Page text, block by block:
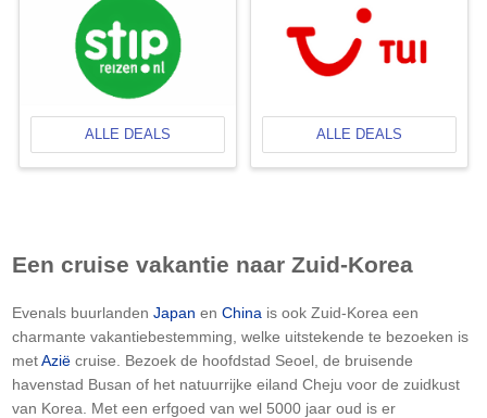
ALLE DEALS ALLE DEALS
Een cruise vakantie naar Zuid-Korea
Evenals buurlanden Japan en China is ook Zuid-Korea een
charmante vakantiebestemming, welke uitstekende te bezoeken is
metAzië cruise. Bezoek de hoofdstad Seoel, de bruisende
havenstad Busan of het natuurrijke eiland Cheju voor de zuidkust
van Korea. Met een erfgoed van wel 5000 jaar oud is er